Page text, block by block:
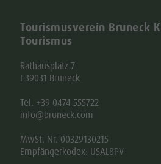
Tourismusverein Bruneck
Tourismus
Rathausplatz 7
I-39031 Bruneck
Tel. +39 0474 555722
info@bruneck.com
MwSt. Nr. 00329130215
Empfängerkodex: USAL8PV